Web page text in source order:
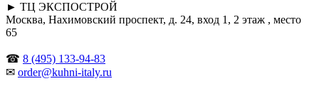
► ТЦ ЭКСПОСТРОЙ
Москва, Нахимовский проспект, д. 24, вход 1, 2 этаж , место
65
☎ 8 (495) 133-94-83
✉ order@kuhni-italy.ru